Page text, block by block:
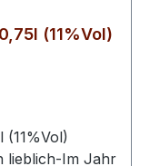
(11%Vol)
lieblich-Im Jahr